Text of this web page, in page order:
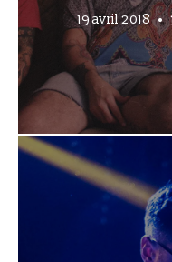
19 avril 2018